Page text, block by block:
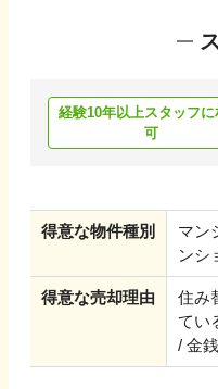
経験10年以上スタッフに
可
得意な物件種別
マン
ンシ
得意な売却理由
住み
てい
/ 金